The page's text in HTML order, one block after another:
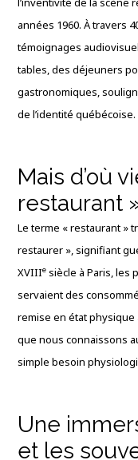
années 1960. À travers
témoignages
tables, des déjeuners
gastronomiques,
de l’identité québécoise.
Mais d’où
restaurant
Le terme « restaurant »
restaurer », signifiant
XVIIIe siècle à Paris, les
servaient des
remise en état physique
que nous connaissons
simple besoin
Une
et les